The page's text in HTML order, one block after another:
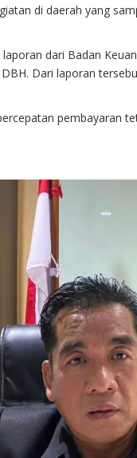
di daerah yang
dari Badan
Dari laporan
pembayaran